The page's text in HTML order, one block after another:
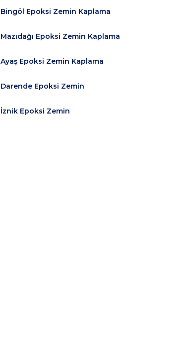
Bingöl Epoksi Zemin Kaplama
Mazıdağı Epoksi Zemin Kaplama
Ayaş Epoksi Zemin Kaplama
Darende Epoksi Zemin
İznik Epoksi Zemin